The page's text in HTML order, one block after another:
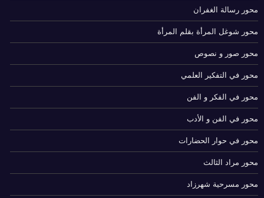
محور رسالة الغفران
محور شوغل المرأة بقلم المرأة
محور صور و نصوص
محور في التفكير العلمي
محور في الفكر و الفن
محور في الفن و الأدب
محور في حوار الحضارات
محور مراد الثالث
محور مسرحية شهرزاد